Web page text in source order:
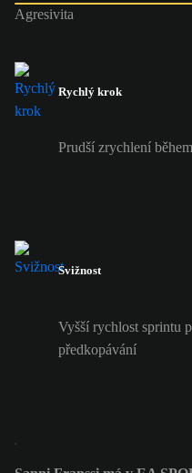
Agresivita
Rychlý krok
Prudší zrychlení
Svižnost
Vyšší rychlost sprintu
předkopávání